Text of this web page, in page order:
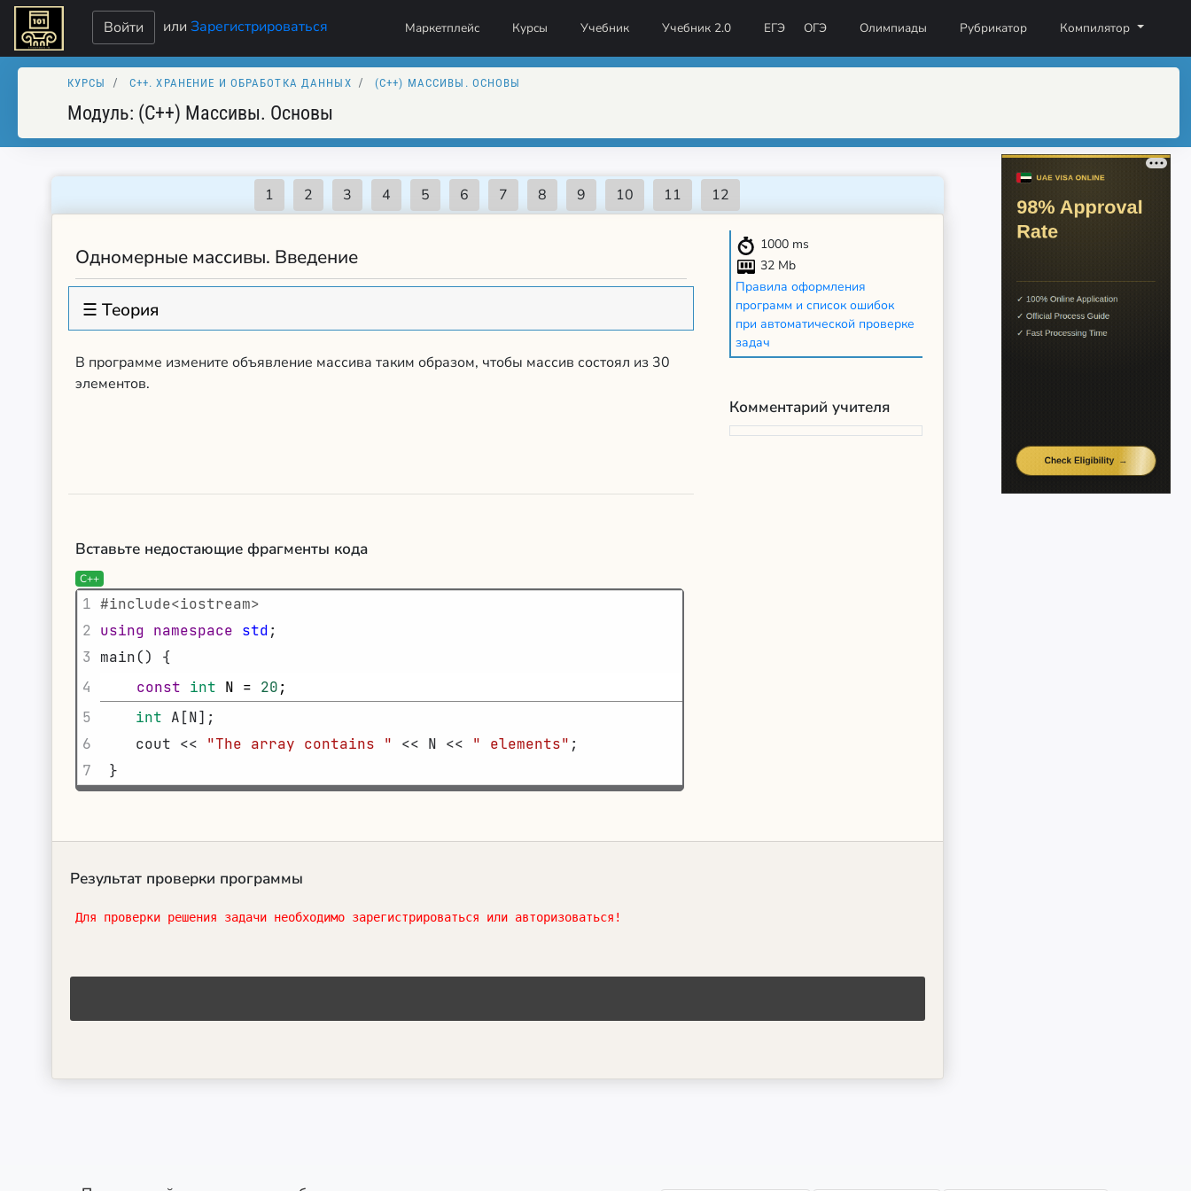
Войти илиЗарегистрироваться Маркетплейс Курсы Учебник Учебник 2.0 ЕГЭ ОГЭ Олимпиады Рубрикатор Компилятор
КУРСЫ C++. XРАНЕНИЕ И ОБРАБОТКА ДАННЫХ (C++) МАССИВЫ. ОСНОВЫ
Модуль: (C++) Массивы. Основы
Одномерные массивы. Введение
☰ Теория
В программе измените объявление массива таким образом, чтобы массив состоял из 30
элементов.
Вставьте недостающие фрагменты кода
C++
1 #include<iostream>
2 using namespace std;
3
main()
{
4
const int N = 20;
5
int A [N] ;
6
cout << "The array contains " << N << " elements" ;
7
}
1000 ms
32 Mb
Правила оформления
программ и список ошибок
при автоматической проверке
задач
Комментарий учителя
Результат проверки программы
Для проверки решения задачи необходимо зарегистрироваться или авторизоваться!